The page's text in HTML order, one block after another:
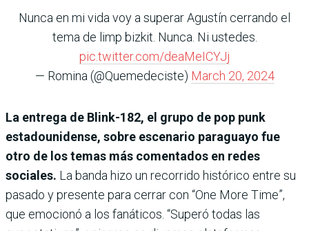
Nunca en mi vida voy a superar Agustín cerrando el
tema de limp bizkit. Nunca. Ni ustedes.
pic.twitter.com/deaMeICYJj
— Romina (@Quemedeciste) March 20, 2024
La entrega de Blink-182, el grupo de pop punk
estadounidense, sobre escenario paraguayo fue
otro de los temas más comentados en redes
sociales. La banda hizo un recorrido histórico entre su
pasado y presente para cerrar con “One More Time”,
que emocionó a los fanáticos. “Superó todas las